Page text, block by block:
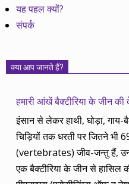
यह पहल क्यों?
संपर्क
क्या आप जानते हैं?
हमारी आंखें बैक्टीरिया के जीन की
इंसान से लेकर हाथी, घोड़ा,
चिड़ियों तक धरती पर जितने भी
(vertebrates) जीव-जन्तु हैं,
एक बैक्टीरिया के जीन से